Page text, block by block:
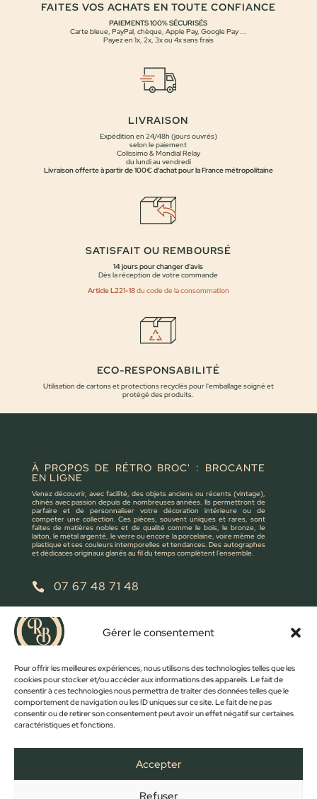
Gérer le consentement
Pour offrir les meilleures expériences, nous utilisons des technologies telles que les
cookies pour stocker et/ou accéder aux informations des appareils. Le fait de
consentir à ces technologies nous permettra de traiter des données telles que le
comportement de navigation ou les ID uniques sur ce site. Le fait de ne pas
consentir ou de retirer son consentement peut avoir un effet négatif sur certaines
caractéristiques et fonctions.
Accepter
Refuser
FAITES VOS ACHATS EN TOUTE CONFIANCE
PAIEMENTS 100% SÉCURISÉS
Carte bleue, PayPal, chèque, Apple Pay, Google Pay ...
Payez en 1x, 2x, 3x ou 4x sans frais
LIVRAISON
Expédition en 24/48h (jours ouvrés)
selon le paiement
Colissimo & Mondial Relay
du lundi au vendredi
Livraison offerte à partir de 100€ d'achat pour la France métropolitaine
SATISFAIT OU REMBOURSÉ
14 jours pour changer d'avis
Dès la réception de votre commande
Article L221-18du code de la consommation
ECO-RESPONSABILITÉ
Utilisation de cartons et protections recyclés pour l'emballage soigné et
protégé des produits.
À PROPOS DE RÉTRO BROC' : BROCANTE
EN LIGNE
Venez découvrir, avec facilité, des objets anciens ou récents (vintage),
chinés avec passion depuis de nombreuses années. Ils permettront de
parfaire et de personnaliser votre décoration intérieure ou de
compéter une collection. Ces pièces, souvent uniques et rares, sont
faites de matières nobles et de qualité comme le bois, le bronze, le
laiton, le métal argenté, le verre ou encore la porcelaine, voire même de
plastique et ses couleurs intemporelles et tendances. Des autographes
et dédicaces originaux glanés au fil du temps complètent l’ensemble.
 07 67 48 71 48
 retrobroc85@gmail.com